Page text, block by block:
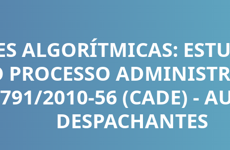
ALGORÍTMICAS:
PROCESSO
2010-56 (CADE) -
DESPACHANTES